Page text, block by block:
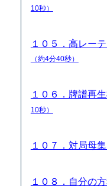
10秒）
１０５．高レー
（約4分40秒）
１０６．牌譜再
10秒）
１０７．対局母
１０８．自分の